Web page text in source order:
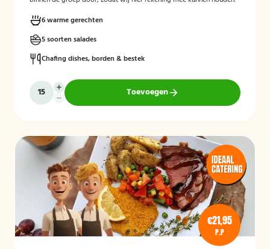
6 warme gerechten
5 soorten salades
Chafing dishes, borden & bestek
Toevoegen
€21,95
P.P